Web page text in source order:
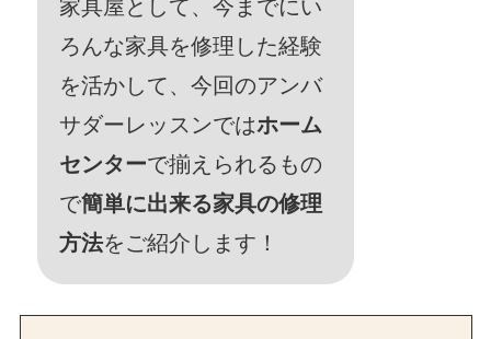
家具屋として、今までにい
ろんな家具を修理した経験
を活かして、今回のアンバ
サダーレッスンではホーム
センターで揃えられるもの
で簡単に出来る家具の修理
方法をご紹介します！